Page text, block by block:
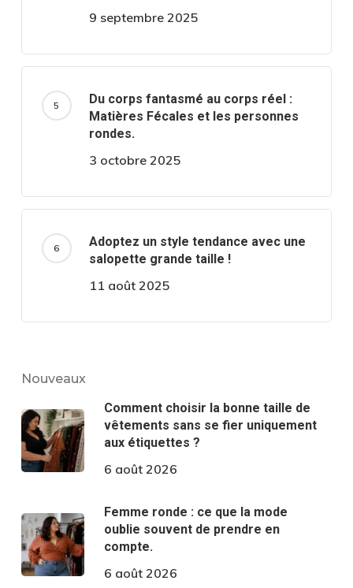
9 septembre 2025
Du corps fantasmé au corps réel :
Matières Fécales et les personnes
rondes.
3 octobre 2025
Adoptez un style tendance avec une
salopette grande taille !
11 août 2025
Nouveaux
Comment choisir la bonne taille de
vêtements sans se fier uniquement
aux étiquettes ?
6 août 2026
Femme ronde : ce que la mode
oublie souvent de prendre en
compte.
6 août 2026